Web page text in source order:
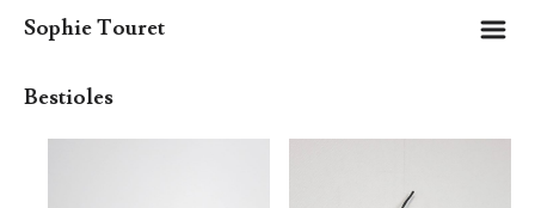
Sophie Touret m
Bestioles